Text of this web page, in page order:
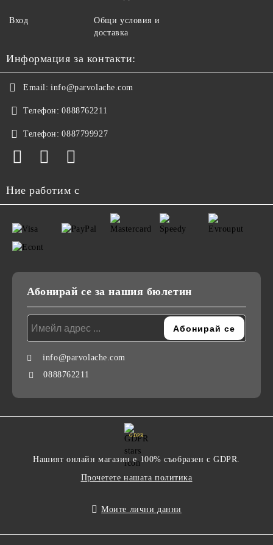
Вход
Общи условия и
доставка
Информация за контакти:
Email: info@parvolache.com
Телефон: 0888762211
Телефон: 0887799927
Ние работим с
Абонирай се за нашия бюлетин
info@parvolache.com
0888762211
GDPR
Нашият онлайн магазин е 100% съобразен с GDPR.
Прочетете нашата политика
Моите лични данни